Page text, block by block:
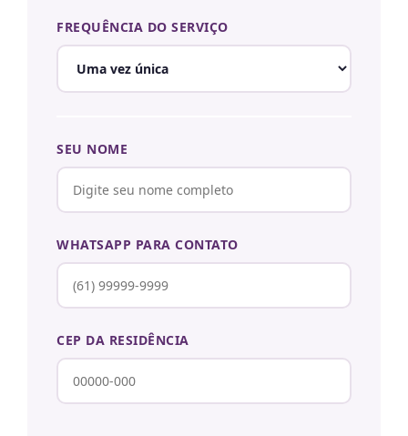
FREQUÊNCIA DO SERVIÇO
SEU NOME
WHATSAPP PARA CONTATO
CEP DA RESIDÊNCIA